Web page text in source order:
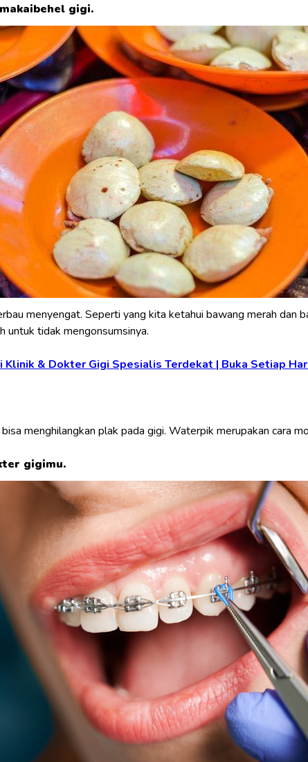
behel gigi.
menyengat. Seperti yang kita ketahui bawang merah dan
untuk tidak mengonsumsinya.
Klinik & Dokter Gigi Spesialis Terdekat | Buka Setiap
menghilangkan plak pada gigi. Waterpik merupakan cara
gigimu.